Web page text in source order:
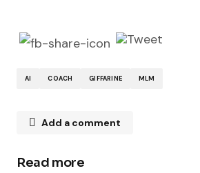
AI COACH GIFFARINE MLM
Add a comment
Read more